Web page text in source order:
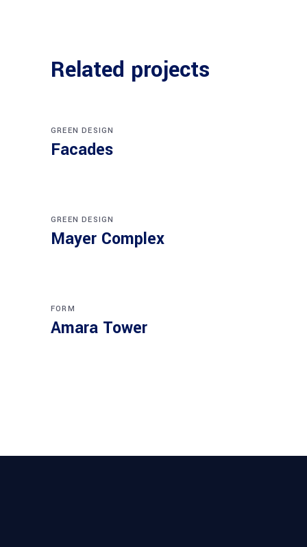
Related projects
GREEN DESIGN
Facades
GREEN DESIGN
Mayer Complex
FORM
Amara Tower